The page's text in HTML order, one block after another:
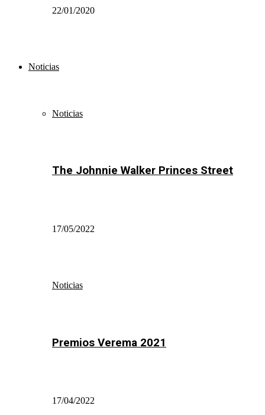
22/01/2020
Noticias
Noticias
The Johnnie Walker Princes Street
17/05/2022
Noticias
Premios Verema 2021
17/04/2022